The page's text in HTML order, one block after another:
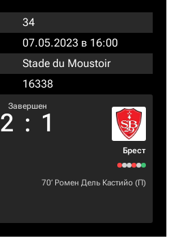
34
07.05.2023 в 16:00
Stade du Moustoir
16338
Завершен
2 : 1
Брест
70‎’‎ Ромен Дель Кастийо (П)